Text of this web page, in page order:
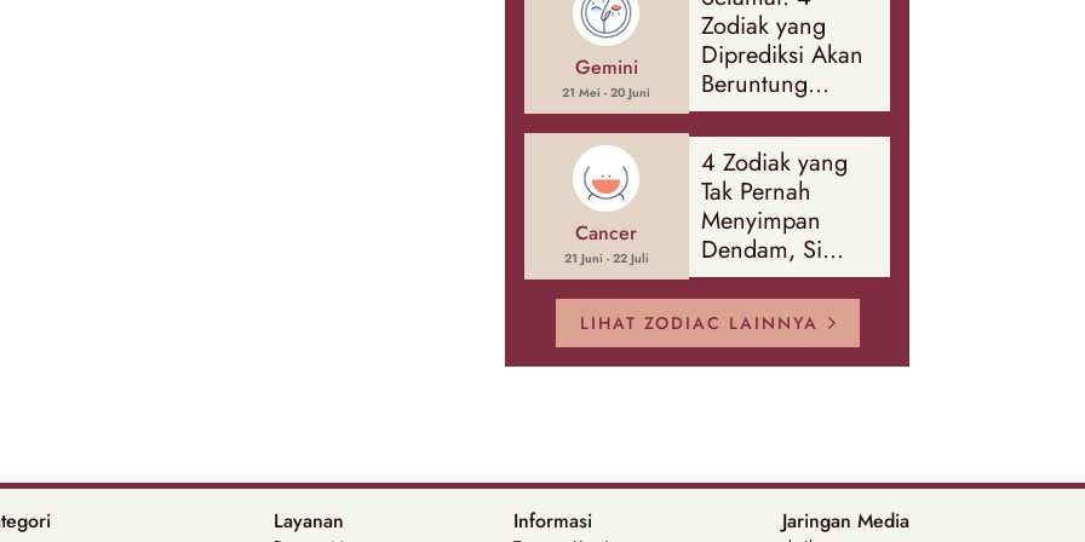
Gemini
21 Mei - 20 Juni
Zodiak yang
Diprediksi Akan
Beruntung
Sepanjang
Agustus 2026
Cancer
21 Juni - 22 Juli
4 Zodiak yang
Tak Pernah
Menyimpan
Dendam, Si
Paling Mudah
Memaafkan!
LIHAT ZODIAC LAINNYA
Layanan Informasi Jaringan Media